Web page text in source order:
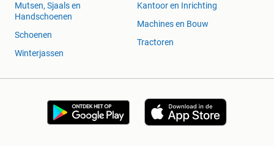
Mutsen, Sjaals en
Handschoenen
Schoenen
Winterjassen
Kantoor en Inrichting
Machines en Bouw
Tractoren